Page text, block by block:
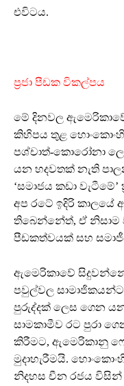
එවිටය.
ප්‍රජා පීඩක විකල්පය
මේ දිනවල
කිහිපය තුළ හොංකොංහි
පශ්චාත්-කොරෝනා
යන හදවතක් නැති
‘සමාජය කඩා
අප රටේ ඉදිරි
තිබෙන්නේත්, ඒ නිසාම
පීඩකත්වයක් සහ
ඇමෙරිකාවේ
පවුල්වල
පුරුද්දක් ලෙස ගෙන
සාමකාමීව රට පුරා
කිරීමට, ඇමෙරිකානු
මුදාහැරීමයි.
නිදහස චීන රජය විසින්